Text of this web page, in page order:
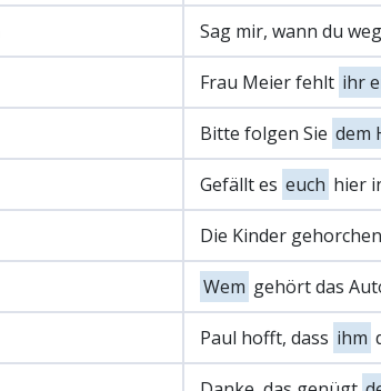
Sag mir, wann du
Frau Meier fehlt ihr
Bitte folgen Sie dem
Gefällt es euch hier
Die Kinder gehorchen
Wem gehört das
Paul hofft, dass ihm